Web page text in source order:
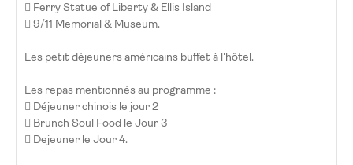
 Ferry Statue of Liberty & Ellis Island
 9/11 Memorial & Museum.
Les petit déjeuners américains buffet à l'hôtel.
Les repas mentionnés au programme :
 Déjeuner chinois le jour 2
 Brunch Soul Food le Jour 3
 Dejeuner le Jour 4.